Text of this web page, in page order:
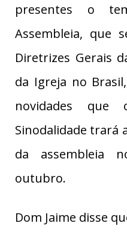
presentes o
Assembleia, que
Diretrizes Gerais
da Igreja no
novidades
Sinodalidade trará
da assembleia
outubro.
Dom Jaime disse